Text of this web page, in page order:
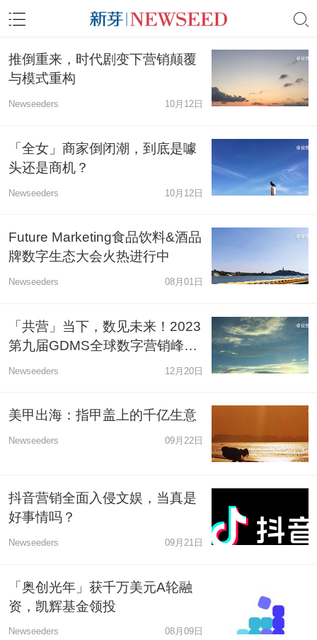
推倒重来，时代剧变下营销颠覆
与模式重构
Newseeders 10月12日
「全女」商家倒闭潮，到底是噱
头还是商机？
Newseeders 10月12日
Future Marketing食品饮料&酒品
牌数字生态大会火热进行中
Newseeders 08月01日
「共营」当下，数见未来！2023
第九届GDMS全球数字营销峰会
圆满落幕
Newseeders 12月20日
美甲出海：指甲盖上的千亿生意
Newseeders 09月22日
抖音营销全面入侵文娱，当真是
好事情吗？
Newseeders 09月21日
「奥创光年」获千万美元A轮融
资，凯辉基金领投
Newseeders 08月09日